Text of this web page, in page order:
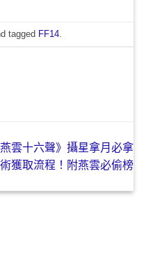
tagged FF14
燕雲十六聲》攝星拿月必拿
獲取流程！附燕雲必偷榜